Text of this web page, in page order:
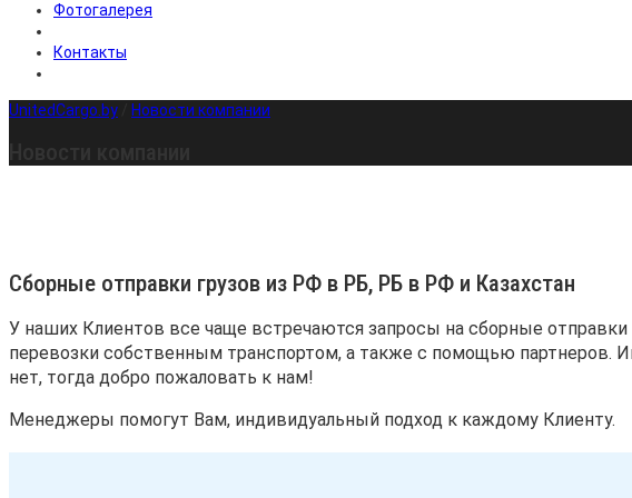
Фотогалерея
Контакты
UnitedCargo.by Новости компании
Cборные отправки грузов из РФ в РБ, РБ в РФ и Казахстан
У наших Клиентов все чаще встречаются запросы на сборные
перевозки собственным транспортом, а также с помощью партнеров.
нет, тогда добро пожаловать к нам!
Менеджеры помогут Вам, индивидуальный подход к каждому Клиенту.